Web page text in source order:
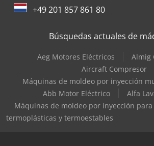
+49 201 857 861 80
Búsquedas actuales de
Aeg Motores Eléctricos
Almig
Aircraft Compresor
Máquinas de moldeo por inyección
Abb Motor Eléctrico
Alfa
Máquinas de moldeo por inyección para
termoplásticas y termoestables